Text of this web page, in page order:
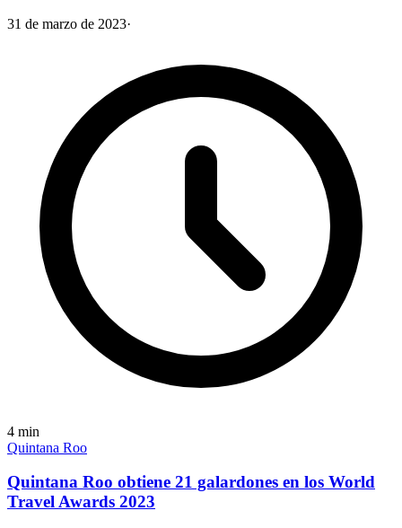
31 de marzo de 2023·
4 min
Quintana Roo
Quintana Roo obtiene 21 galardones en los World
Travel Awards 2023